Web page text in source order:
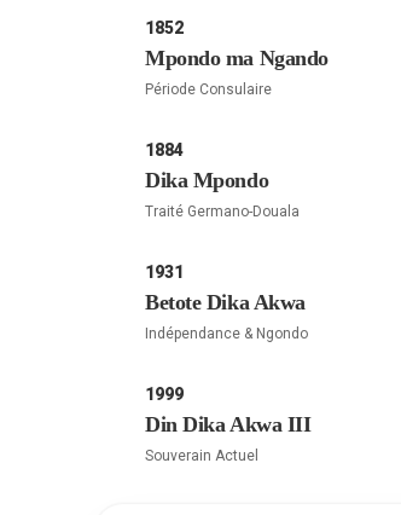
1852
Mpondo ma Ngando
Période Consulaire
1884
Dika Mpondo
Traité Germano-Douala
1931
Betote Dika Akwa
Indépendance & Ngondo
1999
Din Dika Akwa III
Souverain Actuel